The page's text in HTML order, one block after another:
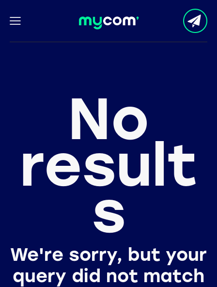
No
result
s
We're sorry, but your
query did not match